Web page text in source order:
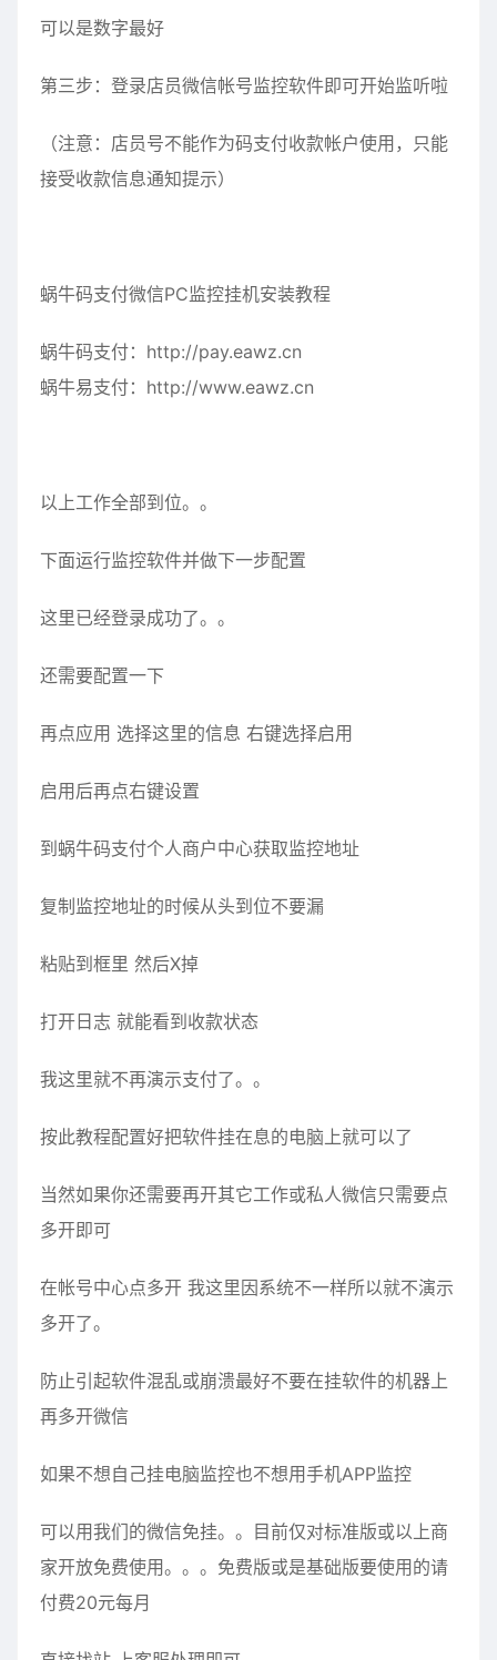
可以是数字最好
第三步：登录店员微信帐号监控软件即可开始监听啦
（注意：店员号不能作为码支付收款帐户使用，只能
接受收款信息通知提示）
蜗牛码支付微信PC监控挂机安装教程
蜗牛码支付： http://pay.eawz.cn
蜗牛易支付： http://www.eawz.cn
以上工作全部到位。。
下面运行监控软件并做下一步配置
这里已经登录成功了。。
还需要配置一下
再点应用 选择这里的信息 右键选择启用
启用后再点右键设置
到蜗牛码支付个人商户中心获取监控地址
复制监控地址的时候从头到位不要漏
粘贴到框里 然后X掉
打开日志 就能看到收款状态
我这里就不再演示支付了。。
按此教程配置好把软件挂在息的电脑上就可以了
当然如果你还需要再开其它工作或私人微信只需要点
多开即可
在帐号中心点多开 我这里因系统不一样所以就不演示
多开了。
防止引起软件混乱或崩溃最好不要在挂软件的机器上
再多开微信
如果不想自己挂电脑监控也不想用手机APP监控
可以用我们的微信免挂。。目前仅对标准版或以上商
家开放免费使用。。。免费版或是基础版要使用的请
付费20元每月